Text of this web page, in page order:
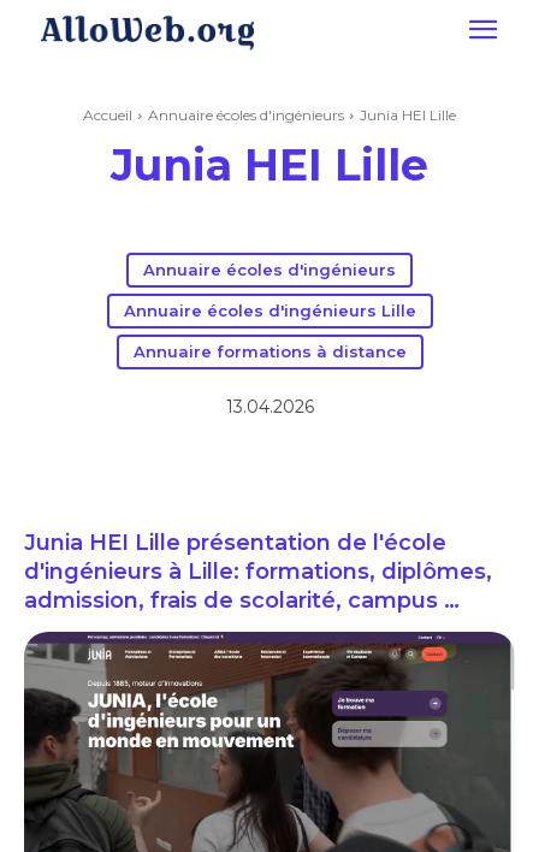
Accueil Annuaire écoles d'ingénieurs Junia HEI Lille
Junia HEI Lille
Annuaire écoles d'ingénieurs
Annuaire écoles d'ingénieurs Lille
Annuaire formations à distance
13.04.2026
Junia HEI Lille présentation de l'école
d'ingénieurs à Lille: formations, diplômes,
admission, frais de scolarité, campus …